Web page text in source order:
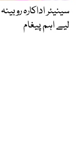
سینیئر اداکارہ
لیے اہم پیغام